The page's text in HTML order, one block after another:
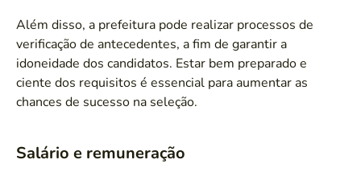
Além disso, a prefeitura pode realizar processos de
verificação de antecedentes, a fim de garantir a
idoneidade dos candidatos. Estar bem preparado e
ciente dos requisitos é essencial para aumentar as
chances de sucesso na seleção.
Salário e remuneração